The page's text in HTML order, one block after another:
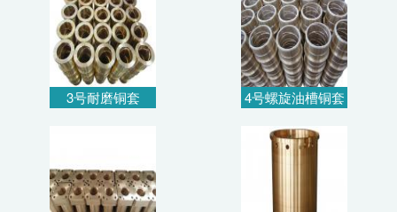
3号耐磨铜套 4号螺旋油槽铜套